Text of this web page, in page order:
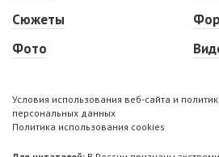
Сюжеты
Фото
Условия использования веб-сайта и
персональных данных
Политика использования cookies